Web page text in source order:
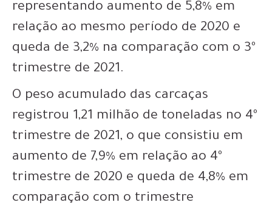
representando aumento de 5,8% em
relação ao mesmo período de 2020 e
queda de 3,2% na comparação com o 3º
trimestre de 2021.
O peso acumulado das carcaças
registrou 1,21 milhão de toneladas no 4º
trimestre de 2021, o que consistiu em
aumento de 7,9% em relação ao 4º
trimestre de 2020 e queda de 4,8% em
comparação com o trimestre